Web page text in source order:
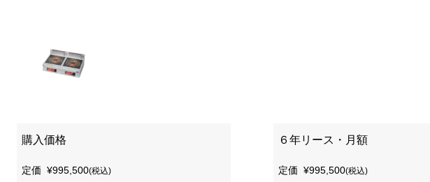
購入価格
定価 ¥995,500(税込)
６年リース・月額
定価 ¥995,500(税込)